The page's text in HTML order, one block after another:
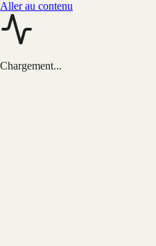
Aller au contenu
Chargement...